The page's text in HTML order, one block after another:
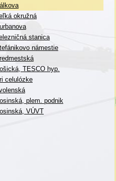
okružná
stanica
námestie
TESCO hyp.
celulózke
plem. podnik
VÚVT